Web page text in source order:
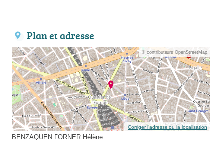
Plan et adresse
© contributeurs OpenStreetMap
Corriger l’adresse ou la localisation
BENZAQUEN FORNER Hélène